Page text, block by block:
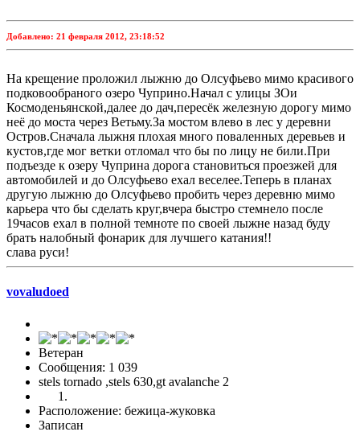
Добавлено: 21 февраля 2012, 23:18:52
На крещение проложил лыжню до Олсуфьево мимо красивого
подковообраного озеро Чуприно.Начал с улицы ЗОи
Космоденьянской,далее до дач,пересёк железную дорогу мимо
неё до моста через Ветьму.За мостом влево в лес у деревни
Остров.Сначала лыжня плохая много поваленных деревьев и
кустов,где мог ветки отломал что бы по лицу не били.При
подъезде к озеру Чуприна дорога становиться проезжей для
автомобилей и до Олсуфьево ехал веселее.Теперь в планах
другую лыжню до Олсуфьево пробить через деревню мимо
карьера что бы сделать круг,вчера быстро стемнело после
19часов ехал в полной темноте по своей лыжне назад буду
брать налобный фонарик для лучшего катания!!
слава руси!
vovaludoed
Ветеран
Сообщения: 1 039
stels tornado ,stels 630,gt avalanche 2
Расположение: бежица-жуковка
Записан